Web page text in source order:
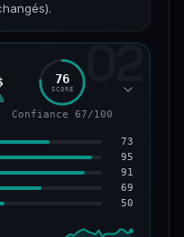
24 H
30 J
+10,2 %
56/100
02
76
SCORE
Confiance 67/100
73
95
91
69
50